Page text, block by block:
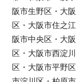
阪市生野区・大
区・大阪市住之
阪市中央区・大
区・大阪市西淀
区・大阪市平野